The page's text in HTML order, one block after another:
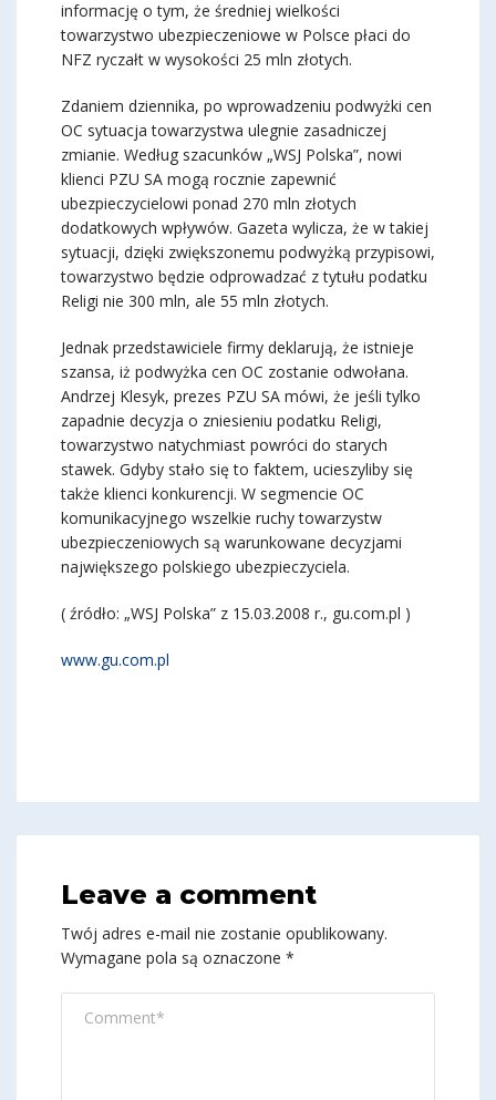
informację o tym, że średniej wielkości
towarzystwo ubezpieczeniowe w Polsce płaci do
NFZ ryczałt w wysokości 25 mln złotych.
Zdaniem dziennika, po wprowadzeniu podwyżki cen
OC sytuacja towarzystwa ulegnie zasadniczej
zmianie. Według szacunków „WSJ Polska”, nowi
klienci PZU SA mogą rocznie zapewnić
ubezpieczycielowi ponad 270 mln złotych
dodatkowych wpływów. Gazeta wylicza, że w takiej
sytuacji, dzięki zwiększonemu podwyżką przypisowi,
towarzystwo będzie odprowadzać z tytułu podatku
Religi nie 300 mln, ale 55 mln złotych.
Jednak przedstawiciele firmy deklarują, że istnieje
szansa, iż podwyżka cen OC zostanie odwołana.
Andrzej Klesyk, prezes PZU SA mówi, że jeśli tylko
zapadnie decyzja o zniesieniu podatku Religi,
towarzystwo natychmiast powróci do starych
stawek. Gdyby stało się to faktem, ucieszyliby się
także klienci konkurencji. W segmencie OC
komunikacyjnego wszelkie ruchy towarzystw
ubezpieczeniowych są warunkowane decyzjami
największego polskiego ubezpieczyciela.
( źródło: „WSJ Polska” z 15.03.2008 r., gu.com.pl )
www.gu.com.pl
Leave a comment
Twój adres e-mail nie zostanie opublikowany.
Wymagane pola są oznaczone *